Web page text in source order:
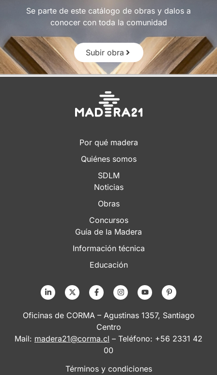
Se parte de este catálogo de obras y dalos a
conocer con toda la comunidad
Subir obra
Por qué madera
Quiénes somos
SDLM
Noticias
Obras
Concursos
Guía de la Madera
Información técnica
Educación
Oficinas de CORMA – Agustinas 1357, Santiago
Centro
Mail: madera21@corma.cl – Teléfono: +56 2331 42
00
Términos y condiciones